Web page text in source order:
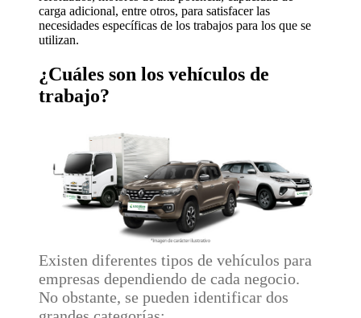
carga adicional, entre otros, para satisfacer las
necesidades específicas de los trabajos para los que se
utilizan.
¿Cuáles son los vehículos de
trabajo?
Existen diferentes tipos de vehículos para
empresas dependiendo de cada negocio.
No obstante, se pueden identificar dos